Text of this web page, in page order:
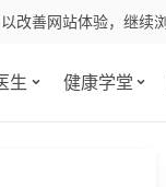
改善网站体验，继续
生 健康学堂